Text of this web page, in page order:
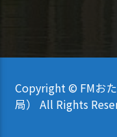
Copyright © FMお
局） All Rights